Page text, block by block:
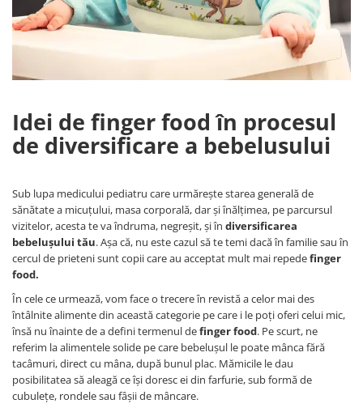
Carduri Cadou
Propuneri Cadou
Produse Sub 50 Lei
Idei de finger food în procesul
de diversificare a bebelusului
Sub lupa medicului pediatru care urmărește starea generală de
sănătate a micuțului, masa corporală, dar și înălțimea, pe parcursul
vizitelor, acesta te va îndruma, negreșit, și în diversificarea
bebelușului tău. Așa că, nu este cazul să te temi dacă în familie sau în
cercul de prieteni sunt copii care au acceptat mult mai repedefinger
food.
În cele ce urmează, vom face o trecere în revistă a celor mai des
întâlnite alimente din această categorie pe care i le poți oferi celui mic,
însă nu înainte de a defini termenul definger food. Pe scurt, ne
referim la alimentele solide pe care bebelușul le poate mânca fără
tacâmuri, direct cu mâna, după bunul plac. Mămicile le dau
posibilitatea să aleagă ce își doresc ei din farfurie, sub formă de
cubulețe, rondele sau fâșii de mâncare.